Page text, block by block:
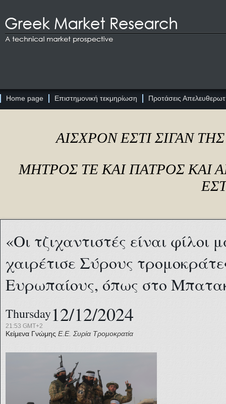
Home page Επιστημονική τεκμηρίωση Προτάσεις
ΑΙΣΧΡΟΝ ΕΣΤΙ ΣΙΓΑΝ
ΜΗΤΡΟΣ ΤΕ ΚΑΙ ΠΑΤΡΟΣ ΚΑΙ
«Οι τζιχαντιστές είναι φίλοι
χαιρέτισε Σύρους
Ευρωπαίους, όπως στο
Thursday12/12/2024
21:53 GMT+2
Κείμενα Γνώμης Ε.Ε. Συρία Τρομοκρατία